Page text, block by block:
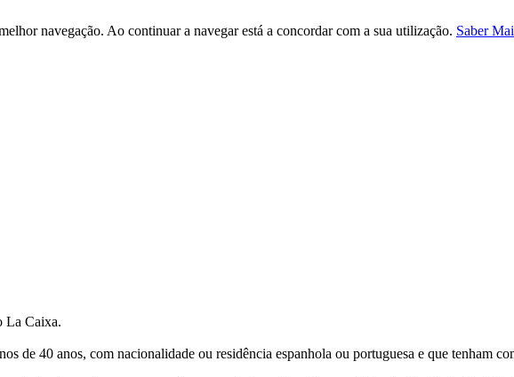
navegação. Ao continuar a navegar está a concordar com a sua utilização. Saber
La Caixa.
de 40 anos, com nacionalidade ou residência espanhola ou portuguesa e que tenham